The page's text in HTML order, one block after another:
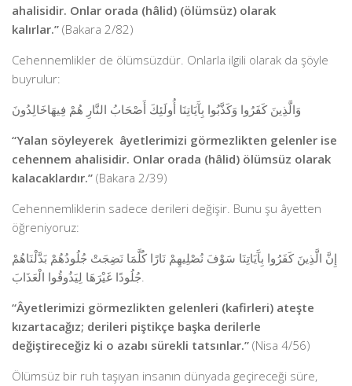
ahalisidir. Onlar orada (hâlid) (ölümsüz) olarak
kalırlar.” (Bakara 2/82)
Cehennemlikler de ölümsüzdür. Onlarla ilgili olarak da şöyle
buyrulur:
وَالَّذِينَ كَفَرُوا وَكَذَّبُوا بِآَيَاتِنَا أُولَئِكَ أَصْحَابُ النَّارِ هُمْ فِيهَاخَالِدُونَ
“Yalan söyleyerek âyetlerimizi görmezlikten gelenler ise
cehennem ahalisidir. Onlar orada (hâlid) ölümsüz olarak
kalacaklardır.” (Bakara 2/39)
Cehennemliklerin sadece derileri değişir. Bunu şu âyetten
öğreniyoruz:
إِنَّ الَّذِينَ كَفَرُوا بِآَيَاتِنَا سَوْفَ نُصْلِيهِمْ نَارًا كُلَّمَا نَضِجَتْ جُلُودُهُمْ بَدَّلْنَاهُمْ
جُلُودًا غَيْرَهَا لِيَذُوقُوا الْعَذَابَ.
“Âyetlerimizi görmezlikten gelenleri (kafirleri) ateşte
kızartacağız; derileri piştikçe başka derilerle
değiştireceğiz ki o azabı sürekli tatsınlar.” (Nisa 4/56)
Ölümsüz bir ruh taşıyan insanın dünyada geçireceği süre,